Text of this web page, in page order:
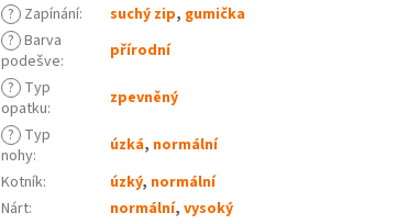
? Zapínání: suchý zip, gumička
? Barva
podešve:
přírodní
? Typ
opatku:
zpevněný
? Typ
nohy: úzká, normální
Kotník: úzký, normální
Nárt: normální,vysoký